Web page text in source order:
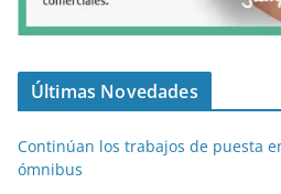
Últimas Novedades
Continúan los trabajos de puesta
ómnibus